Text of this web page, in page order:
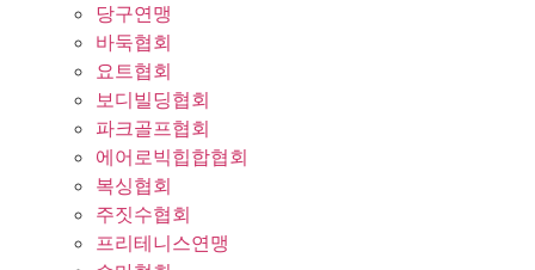
당구연맹
바둑협회
요트협회
보디빌딩협회
파크골프협회
에어로빅힙합협회
복싱협회
주짓수협회
프리테니스연맹